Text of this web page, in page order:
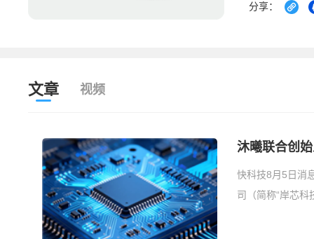
分享：
文章 视频
沐曦联合创
快科技8月5日消
司（简称“岸芯